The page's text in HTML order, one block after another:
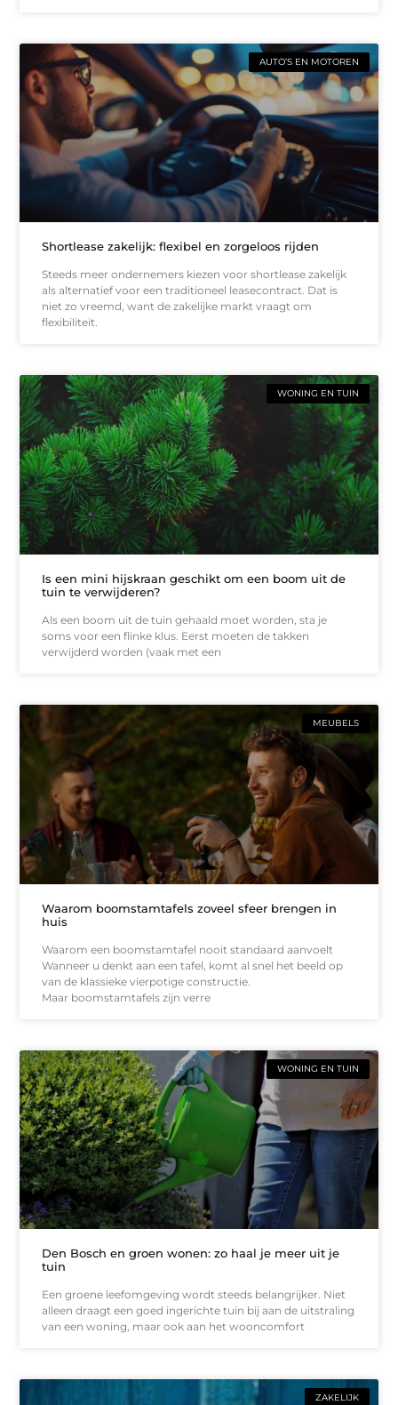
AUTO’S EN MOTOREN
Shortlease zakelijk: flexibel en zorgeloos rijden
Steeds meer ondernemers kiezen voor shortlease zakelijk
als alternatief voor een traditioneel leasecontract. Dat is
niet zo vreemd, want de zakelijke markt vraagt om
flexibiliteit.
WONING EN TUIN
Is een mini hijskraan geschikt om een boom uit de
tuin te verwijderen?
Als een boom uit de tuin gehaald moet worden, sta je
soms voor een flinke klus. Eerst moeten de takken
verwijderd worden (vaak met een
MEUBELS
Waarom boomstamtafels zoveel sfeer brengen in
huis
Waarom een boomstamtafel nooit standaard aanvoelt
Wanneer u denkt aan een tafel, komt al snel het beeld op
van de klassieke vierpotige constructie.
Maar boomstamtafels zijn verre
WONING EN TUIN
Den Bosch en groen wonen: zo haal je meer uit je
tuin
Een groene leefomgeving wordt steeds belangrijker. Niet
alleen draagt een goed ingerichte tuin bij aan de uitstraling
van een woning, maar ook aan het wooncomfort
ZAKELIJK